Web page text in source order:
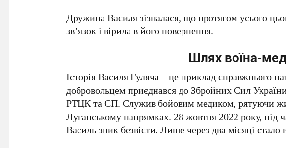
Дружина Василя зізналася, що протягом усього
зв’язок і вірила в його повернення.
Шлях воїна-
Історія Василя Гуляча – це приклад справжнього
добровольцем приєднався до Збройних Сил
РТЦК та СП. Служив бойовим медиком, рятуючи
Луганському напрямках. 28 жовтня 2022 року, під
Василь зник безвісти. Лише через два місяці стало